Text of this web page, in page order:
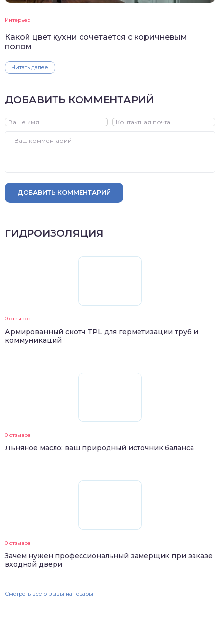
Интерьер
Какой цвет кухни сочетается с коричневым
полом
Читать далее
ДОБАВИТЬ КОММЕНТАРИЙ
ДОБАВИТЬ КОММЕНТАРИЙ
ГИДРОИЗОЛЯЦИЯ
0 отзывов
Армированный скотч TPL для герметизации труб и
коммуникаций
0 отзывов
Льняное масло: ваш природный источник баланса
0 отзывов
Зачем нужен профессиональный замерщик при заказе
входной двери
Смотреть все отзывы на товары